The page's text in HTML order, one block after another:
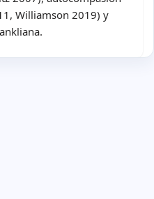
Williamson 2019) y